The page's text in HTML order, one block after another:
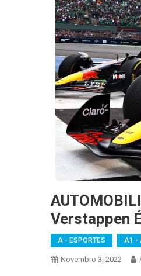
Verstappen
A - ESPORTES A1 -
Novembro 3, 2022